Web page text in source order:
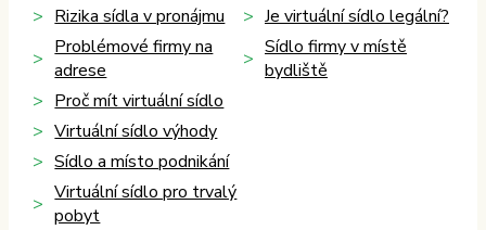
Rizika sídla v pronájmu
Problémové firmy na
adrese
Proč mít virtuální sídlo
Virtuální sídlo výhody
Sídlo a místo podnikání
Virtuální sídlo pro trvalý
pobyt
Je virtuální sídlo legální?
Sídlo firmy v místě
bydliště